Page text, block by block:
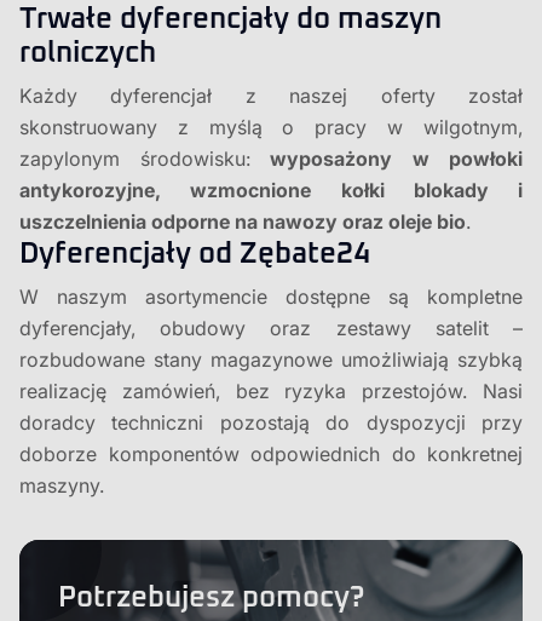
Trwałe dyferencjały do maszyn
rolniczych
Każdy dyferencjał z naszej oferty został
skonstruowany z myślą o pracy w wilgotnym,
zapylonym środowisku: wyposażony w powłoki
antykorozyjne, wzmocnione kołki blokady i
uszczelnienia odporne na nawozy oraz oleje bio.
Dyferencjały od Zębate24
W naszym asortymencie dostępne są kompletne
dyferencjały, obudowy oraz zestawy satelit –
rozbudowane stany magazynowe umożliwiają szybką
realizację zamówień, bez ryzyka przestojów. Nasi
doradcy techniczni pozostają do dyspozycji przy
doborze komponentów odpowiednich do konkretnej
maszyny.
Potrzebujesz pomocy?